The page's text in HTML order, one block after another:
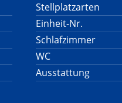
Stellplatzarten
Einheit-Nr.
Schlafzimmer
WC
Ausstattung